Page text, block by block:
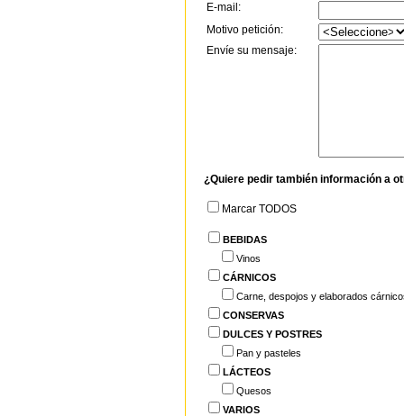
E-mail:
Motivo petición:
Envíe su mensaje:
¿Quiere pedir también información a
Marcar TODOS
BEBIDAS
Vinos
CÁRNICOS
Carne, despojos y elaborados
CONSERVAS
DULCES Y POSTRES
Pan y pasteles
LÁCTEOS
Quesos
VARIOS